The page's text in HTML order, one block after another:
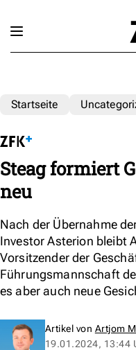
Startseite
Steag formiert
neu
Nach der Übernahme
Investor Asterion bleibt
Vorsitzender der
Führungsmannschaft
es aber auch neue
Artikel von Artjom
19.01.2024, 13:44